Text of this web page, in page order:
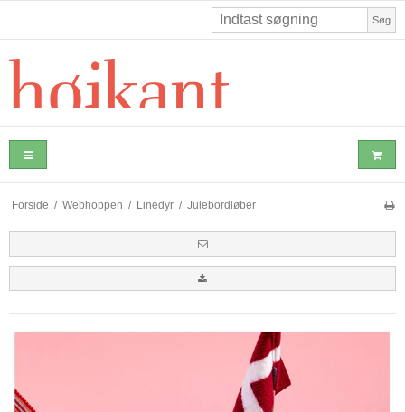
Søg
Forside / Webhoppen / Linedyr / Julebordløber